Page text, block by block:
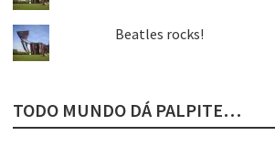
Beatles rocks!
TODO MUNDO DÁ PALPITE…